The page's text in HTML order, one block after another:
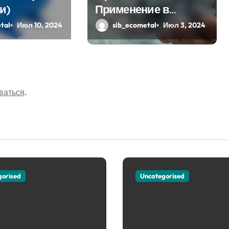
Июл 10, 2024
Применение в
Современном
Строительстве
sib_ecometal Июл 3, 2024
.
Uncategorised